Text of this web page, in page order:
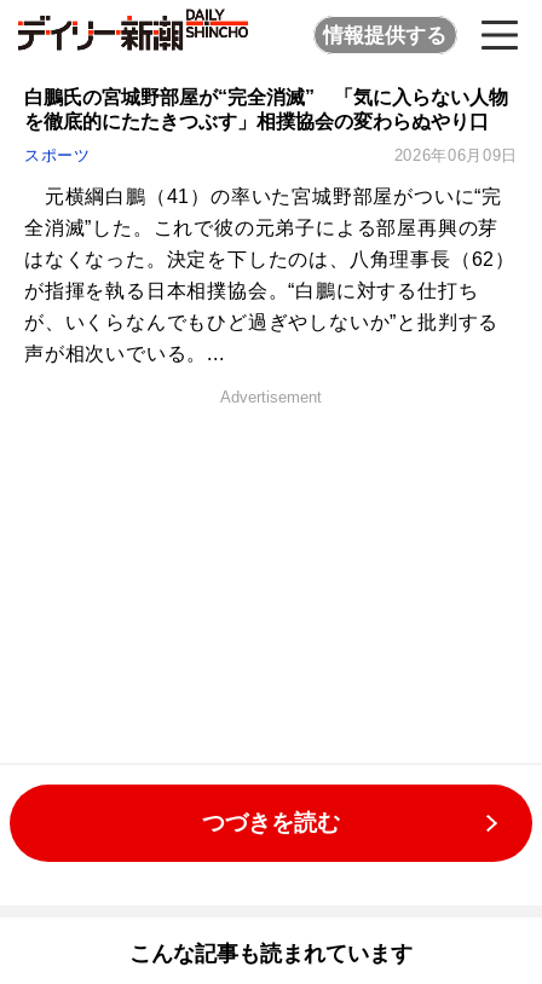
情報提供する
白鵬氏の宮城野部屋が“完全消滅” 「気に入らない人物
を徹底的にたたきつぶす」相撲協会の変わらぬやり口
スポーツ 2026年06月09日
元横綱白鵬（41）の率いた宮城野部屋がついに“完
全消滅”した。これで彼の元弟子による部屋再興の芽
はなくなった。決定を下したのは、八角理事長（62）
が指揮を執る日本相撲協会。“白鵬に対する仕打ち
が、いくらなんでもひど過ぎやしないか”と批判する
声が相次いでいる。...
Advertisement
つづきを読む
こんな記事も読まれています